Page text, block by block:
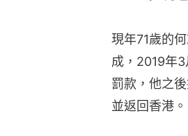
現年71歲的
成，2019年
罰款，他之
並返回香港。